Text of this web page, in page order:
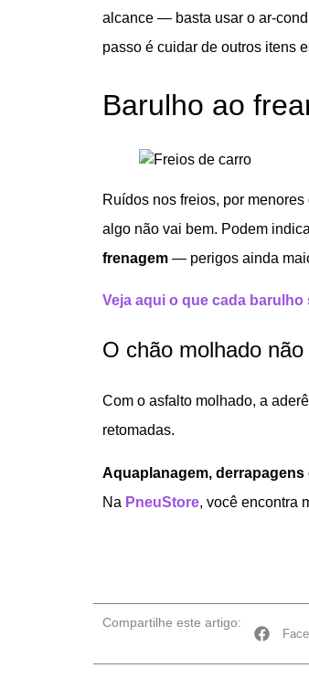
alcance — basta usar o ar-
passo é cuidar de outros itens
Barulho ao
Ruídos nos freios, por
algo não vai bem. Podem
frenagem — perigos ainda
Veja aqui o que cada
O chão molhado
Com o asfalto molhado, a
retomadas.
Aquaplanagem,
Na PneuStore, você encontra
Compartilhe este artigo: